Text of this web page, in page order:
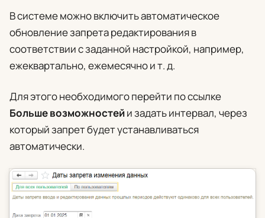
В системе можно включить автоматическое
обновление запрета редактирования в
соответствии с заданной настройкой, например,
ежеквартально, ежемесячно и т. д.
Для этого необходимого перейти по ссылке
Больше возможностейи задать интервал, через
который запрет будет устанавливаться
автоматически.